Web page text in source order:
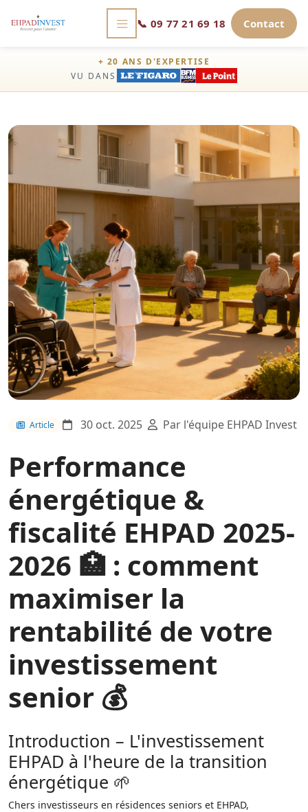
📞 09 77 21 69 18 Contact
+ 20 ANS D'EXPERTISE
VU DANS
Article 30 oct. 2025 Par l'équipe EHPAD Invest
Performance
énergétique &
fiscalité EHPAD 2025-
2026 🏥 : comment
maximiser la
rentabilité de votre
investissement
senior 💰
Introduction – L'investissement
EHPAD à l'heure de la transition
énergétique 🌱
Chers investisseurs en résidences seniors et EHPAD,